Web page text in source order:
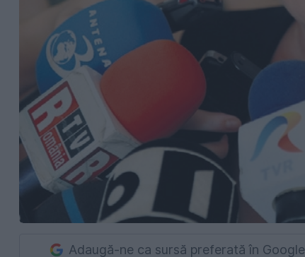
Adaugă-ne ca sursă preferată în Google